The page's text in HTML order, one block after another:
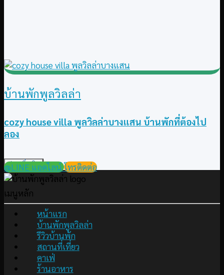
บ้านพักพูลวิลล่า
cozy house villa พูลวิลล่าบางแสน บ้านพักที่ต้องไป
ลอง
อ่านเพิ่มเติม
@LINE แอดไลน์ โทรติดต่อ
เมนูหลัก
หน้าแรก
บ้านพักพูลวิลล่า
รีวิวบ้านพัก
สถานที่เที่ยว
คาเฟ่
ร้านอาหาร